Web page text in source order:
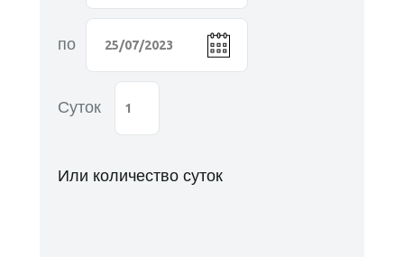
Или количество суток
по
Суток